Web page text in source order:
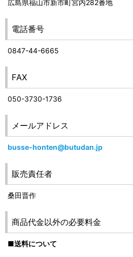
広島県福山市新市町宮内282番地
電話番号
0847-44-6665
FAX
050-3730-1736
メールアドレス
busse-honten@butudan.jp
販売責任者
桑田晋作
商品代金以外の必要料金
■送料について